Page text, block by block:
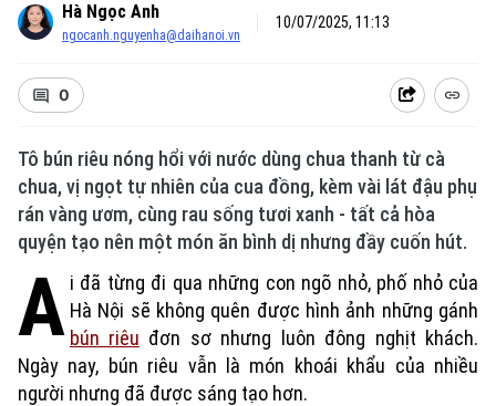
Hà Ngọc Anh
ngocanh.nguyenha@daihanoi.vn
10/07/2025, 11:13
0
Tô bún riêu nóng hổi với nước dùng chua thanh từ cà
chua, vị ngọt tự nhiên của cua đồng, kèm vài lát đậu phụ
rán vàng ươm, cùng rau sống tươi xanh - tất cả hòa
quyện tạo nên một món ăn bình dị nhưng đầy cuốn hút.
A i đã từng đi qua những con ngõ nhỏ, phố nhỏ của
Hà Nội sẽ không quên được hình ảnh những gánh
bún riêu đơn sơ nhưng luôn đông nghịt khách.
Ngày nay, bún riêu vẫn là món khoái khẩu của nhiều
người nhưng đã được sáng tạo hơn.